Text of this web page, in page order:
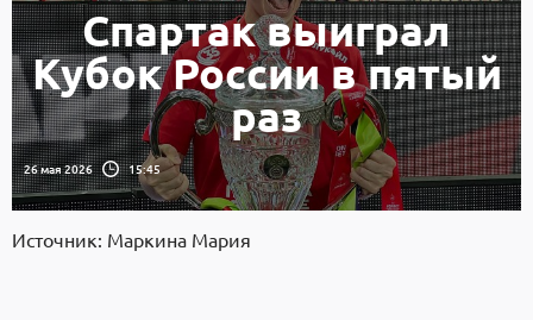
Спартак выиграл
Кубок России в пятый
раз
26 мая 2026 15:45
Источник: Маркина Мария